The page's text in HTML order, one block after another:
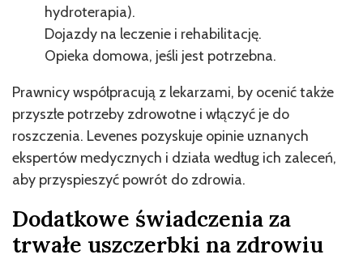
hydroterapia).
Dojazdy na leczenie i rehabilitację.
Opieka domowa, jeśli jest potrzebna.
Prawnicy współpracują z lekarzami, by ocenić także
przyszłe potrzeby zdrowotne i włączyć je do
roszczenia. Levenes pozyskuje opinie uznanych
ekspertów medycznych i działa według ich zaleceń,
aby przyspieszyć powrót do zdrowia.
Dodatkowe świadczenia za
trwałe uszczerbki na zdrowiu